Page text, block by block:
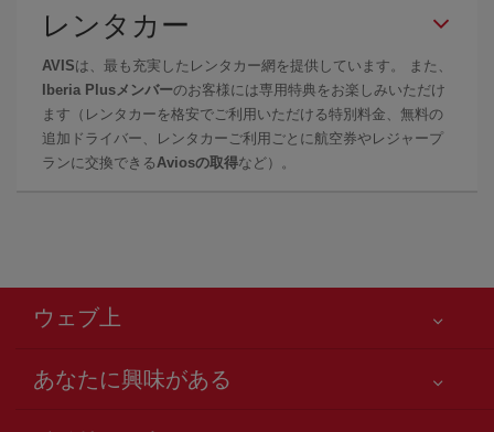
レンタカー
AVISは、最も充実したレンタカー網を提供しています。 また、
Iberia Plusメンバーのお客様には専用特典をお楽しみいただけ
ます（レンタカーを格安でご利用いただける特別料金、無料の
追加ドライバー、レンタカーご利用ごとに航空券やレジャープ
ランに交換できる Aviosの取得など）。
ウェブ上
あなたに興味がある